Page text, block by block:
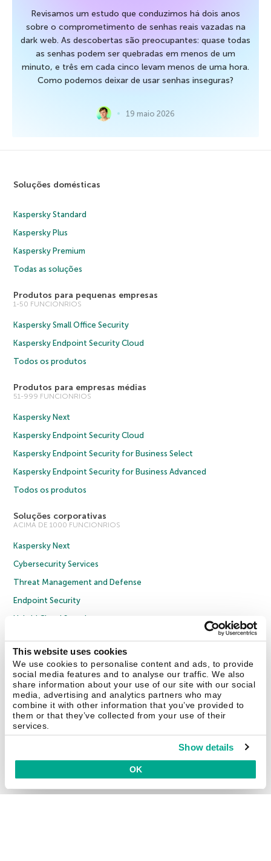
This website uses cookies
We use cookies to personalise content and ads, to provide
social media features and to analyse our traffic. We also
share information about your use of our site with our social
media, advertising and analytics partners who may
combine it with other information that you’ve provided to
them or that they’ve collected from your use of their
services.
Show details
OK
Revisamos um estudo que conduzimos há dois anos
sobre o comprometimento de senhas reais vazadas na
dark web. As descobertas são preocupantes: quase todas
as senhas podem ser quebradas em menos de um
minuto, e três em cada cinco levam menos de uma hora.
Como podemos deixar de usar senhas inseguras?
19 maio 2026
Soluções domésticas
Kaspersky Standard
Kaspersky Plus
Kaspersky Premium
Todas as soluções
Produtos para pequenas empresas
1-50 FUNCIONRIOS
Kaspersky Small Office Security
Kaspersky Endpoint Security Cloud
Todos os produtos
Produtos para empresas médias
51-999 FUNCIONRIOS
Kaspersky Next
Kaspersky Endpoint Security Cloud
Kaspersky Endpoint Security for Business Select
Kaspersky Endpoint Security for Business Advanced
Todos os produtos
Soluções corporativas
ACIMA DE 1000 FUNCIONRIOS
Kaspersky Next
Cybersecurity Services
Threat Management and Defense
Endpoint Security
Hybrid Cloud Security
Threat Intelligence
Todas as soluções
© 2026 AO Kaspersky Lab. Todos os direitos reservados.
Política de privacidade
Política de anticorrupção
Contrato de Licença B2B
Contrato de Licença B2C
Fale conosco Sobre a Kaspersky Parceiros Blog
Centro de recursos